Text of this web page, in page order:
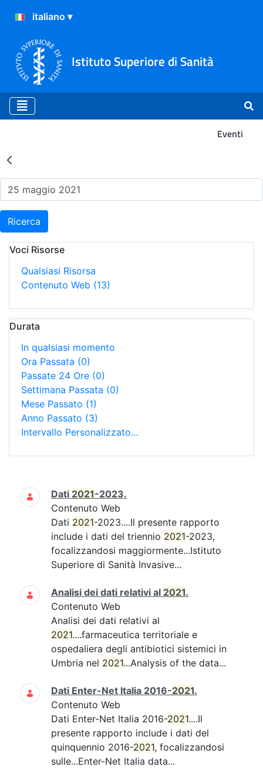
Istituto Superiore di Sanità
Eventi
Risultati della Ricerca -
Ricerca
Voci Risorse
Qualsiasi Risorsa
Contenuto Web (13)
Durata
In qualsiasi momento
Ora Passata (0)
Passate 24 Ore (0)
Settimana Passata (0)
Mese Passato (1)
Anno Passato (3)
Intervallo Personalizzato…
Ricerca
Dati 2021-2023.
Contenuto Web
Dati 2021-2023....Il presente rapporto
include i dati del triennio 2021-2023,
focalizzandosi maggiormente...Istituto
Superiore di Sanità Invasive...
Analisi dei dati relativi al 2021.
Contenuto Web
Analisi dei dati relativi al
2021....farmaceutica territoriale e
ospedaliera degli antibiotici sistemici in
Umbria nel 2021...Analysis of the data...
Dati Enter-Net Italia 2016-2021.
Contenuto Web
Dati Enter-Net Italia 2016-2021....Il
presente rapporto include i dati del
quinquennio 2016-2021, focalizzandosi
sulle...Enter-Net Italia data...